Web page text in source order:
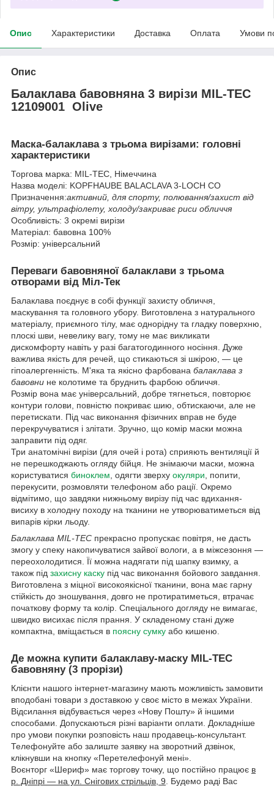
Опис Характеристики Доставка Оплата Умови
Опис
Балаклава бавовняна 3 вирізи MIL-TEC
12109001 Olive
Маска-балаклава з трьома вирізами: головні
характеристики
Торгова марка: MIL-TEC, Німеччина
Назва моделі: KOPFHAUBE BALACLAVA 3-LOCH CO
Призначення:активний, для спорту, полювання/захист від
вітру, ультрафіолету, холоду/закриває риси обличчя
Особливість: 3 окремі вирізи
Матеріал: бавовна 100%
Розмір: універсальний
Переваги бавовняної балаклави з трьома
отворами від Міл-Тек
Балаклава поєднує в собі функції захисту обличчя,
маскування та головного убору. Виготовлена з натурального
матеріалу, приємного тілу, має однорідну та гладку поверхню,
плоскі шви, невелику вагу, тому не має викликати
дискомфорту навіть у разі багатогодинного носіння. Дуже
важлива якість для речей, що стикаються зі шкірою, — це
гіпоалергенність. М'яка та якісно фарбована балаклава з
бавовни не колотиме та бруднить фарбою обличчя.
Розмір вона має універсальний, добре тягнеться, повторює
контури голови, повністю покриває шию, обтискаючи, але не
перетискати. Під час виконання фізичних вправ не буде
перекручуватися і злітати. Зручно, що комір маски можна
заправити під одяг.
Три анатомічні вирізи (для очей і рота) сприяють вентиляції й
не перешкоджають огляду бійця. Не знімаючи маски, можна
користуватися биноклем , одягти зверху окуляри , попити,
перекусити, розмовляти телефоном або рації. Окремо
відмітимо, що завдяки нижньому вирізу під час вдихання-
висиху в холодну походу на тканини не утворюватиметься від
випарів кірки льоду.
Балаклава MIL-TEC прекрасно пропускає повітря, не дасть
змогу у спеку накопичуватися зайвої вологи, а в міжсезоння —
переохолодитися. Її можна надягати під шапку взимку, а
також під захисну каску під час виконання бойового завдання.
Виготовлена з міцної високоякісної тканини, вона має гарну
стійкість до зношування, довго не протиратиметься, втрачає
початкову форму та колір. Спеціального догляду не вимагає,
швидко висихає після прання. У складеному стані дуже
компактна, вміщається в поясну сумку або кишеню.
Де можна купити балаклаву-маску MIL-TEC
бавовняну (3 прорізи)
Клієнти нашого інтернет-магазину мають можливість замовити
вподобані товари з доставкою у своє місто в межах України.
Відсилання відбувається через «Нову Пошту» й іншими
способами. Допускаються різні варіанти оплати. Докладніше
про умови покупки розповість наш продавець-консультант.
Телефонуйте або залиште заявку на зворотний дзвінок,
клікнувши на кнопку «Перетелефонуй мені».
Воєнторг «Шериф» має торгову точку, що постійно працює в
р. Дніпрі — на ул. Снігових стрільців, 9 . Будемо раді Вас